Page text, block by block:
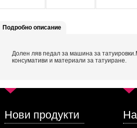
Подробно описание
Долен ляв педал за машина за
консумативи и материали за татуиране.
Нови продукти